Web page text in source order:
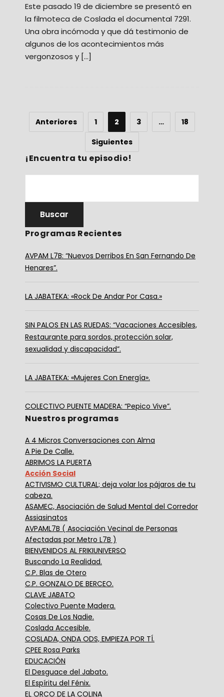
Este pasado 19 de diciembre se presentó en
la filmoteca de Coslada el documental 7291.
Una obra incómoda y que dá testimonio de
algunos de los acontecimientos más
vergonzosos y […]
Anteriores 1 2 3 …
18
Siguientes
¡Encuentra tu episodio!
Programas Recientes
AVPAM L7B: “Nuevos Derribos En San Fernando De
Henares”.
LA JABATEKA: «Rock De Andar Por Casa.»
SIN PALOS EN LAS RUEDAS: “Vacaciones Accesibles,
Restaurante para sordos, protección solar,
sexualidad y discapacidad”.
LA JABATEKA: «Mujeres Con Energía».
COLECTIVO PUENTE MADERA: “Pepico Vive”.
Nuestros programas
A 4 Micros Conversaciones con Alma
A Pie De Calle.
ABRIMOS LA PUERTA
Acción Social
ACTIVISMO CULTURAL; deja volar los pájaros de tu
cabeza.
ASAMEC, Asociación de Salud Mental del Corredor
Assiasinatos
AVPAML7B ( Asociación Vecinal de Personas
Afectadas por Metro L7B )
BIENVENIDOS AL FRIKIUNIVERSO
Buscando La Realidad.
C.P. Blas de Otero
C.P. GONZALO DE BERCEO.
CLAVE JABATO
Colectivo Puente Madera.
Cosas De Los Nadie.
Coslada Accesible.
COSLADA, ONDA ODS, EMPIEZA POR TÍ.
CPEE Rosa Parks
EDUCACIÓN
El Desguace del Jabato.
El Espíritu del Fénix.
EL ORCO DE LA COLINA